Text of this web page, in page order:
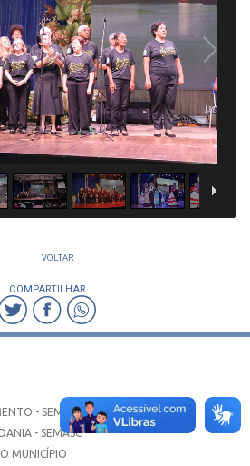
VOLTAR
COMPARTILHAR
- SEMAA
- SEMASC
MUNICÍPIO